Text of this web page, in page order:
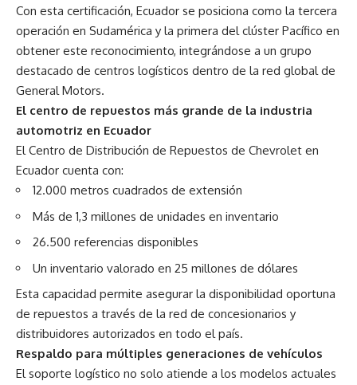
Con esta certificación, Ecuador se posiciona como la tercera
operación en Sudamérica y la primera del clúster Pacífico en
obtener este reconocimiento, integrándose a un grupo
destacado de centros logísticos dentro de la red global de
General Motors.
El centro de repuestos más grande de la industria
automotriz en Ecuador
El Centro de Distribución de Repuestos de Chevrolet en
Ecuador cuenta con:
12.000 metros cuadrados de extensión
Más de 1,3 millones de unidades en inventario
26.500 referencias disponibles
Un inventario valorado en 25 millones de dólares
Esta capacidad permite asegurar la disponibilidad oportuna
de repuestos a través de la red de concesionarios y
distribuidores autorizados en todo el país.
Respaldo para múltiples generaciones de vehículos
El soporte logístico no solo atiende a los modelos actuales